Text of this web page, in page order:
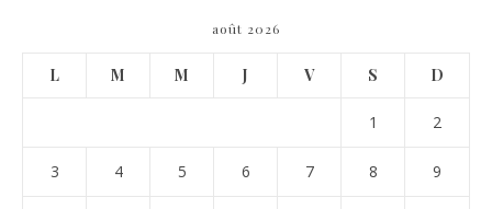
août 2026
L M M J V S D
1 2
3 4 5 6 7 8 9